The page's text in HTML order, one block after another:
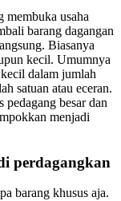
membuka usaha
barang dagangan
Biasanya
kecil. Umumnya
dalam jumlah
satuan atau eceran.
pedagang besar dan
menjadi
perdagangkan
barang khusus aja.